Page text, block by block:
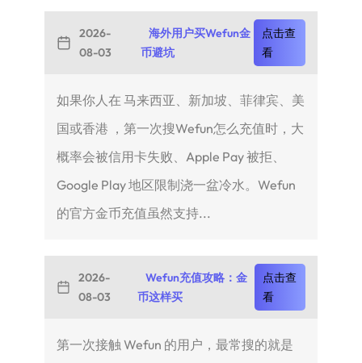
2026-
08-03
海外用户买Wefun金
币避坑
点击查
看
如果你人在 马来西亚、新加坡、菲律宾、美
国或香港 ，第一次搜Wefun怎么充值时，大
概率会被信用卡失败、Apple Pay 被拒、
Google Play 地区限制浇一盆冷水。Wefun
的官方金币充值虽然支持...
2026-
08-03
Wefun充值攻略：金
币这样买
点击查
看
第一次接触 Wefun 的用户，最常搜的就是